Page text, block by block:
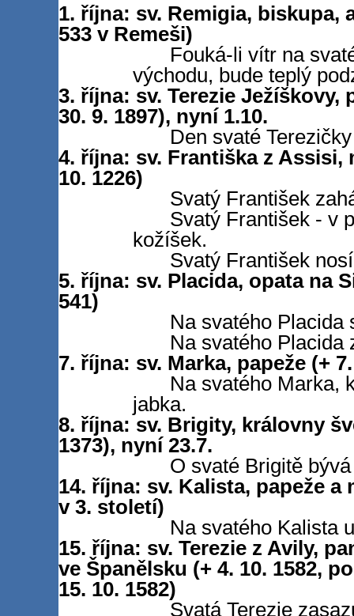
1. října: sv. Remigia, biskupa,
533 v Remeši)
Fouká-li vítr na
východu, bude teplý
3. října: sv. Terezie Ježíškovy,
30. 9. 1897), nyní 1.10.
Den svaté
4. října: sv. Františka z Assisi,
10. 1226)
Svatý František
Svatý František - v
kožíšek.
Svatý František
5. října: sv. Placida, opata na
541)
Na svatého Placida
Na svatého Placida
7. října: sv. Marka, papeže (+
Na svatého Marka,
jabka.
8. října: sv. Brigity, královny
1373), nyní 23.7.
O svaté Brigitě
14. října: sv. Kalista, papeže a
v 3. století)
Na svatého Kalista
15. října: sv. Terezie z Avily,
ve Španělsku (+ 4. 10. 1582,
15. 10. 1582)
Svatá Terezie